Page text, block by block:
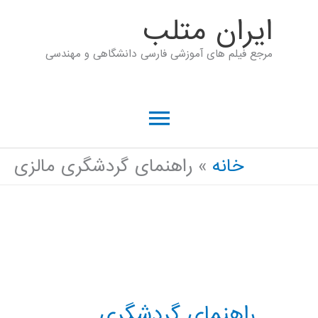
ايران متلب
مرجع فیلم های آموزشی فارسی دانشگاهی و مهندسی
فهرست
اصلی
خانه راهنمای گردشگری مالزی